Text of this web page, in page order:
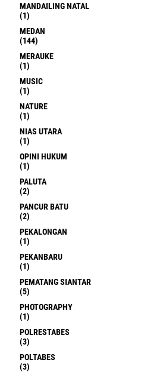
MANDAILING NATAL
(1)
MEDAN
(144)
MERAUKE
(1)
MUSIC
(1)
NATURE
(1)
NIAS UTARA
(1)
OPINI HUKUM
(1)
PALUTA
(2)
PANCUR BATU
(2)
PEKALONGAN
(1)
PEKANBARU
(1)
PEMATANG SIANTAR
(5)
PHOTOGRAPHY
(1)
POLRESTABES
(3)
POLTABES
(3)